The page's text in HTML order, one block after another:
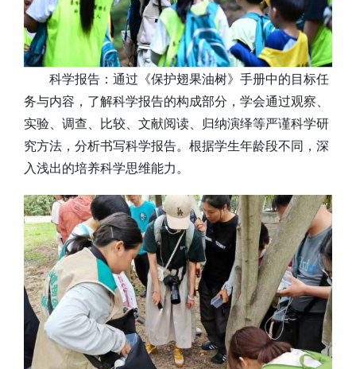
科学报告：通过《保护翅果油树》手册中的目标任
务与内容，了解科学报告的构成部分，学会通过观察、
实验、调查、比较、文献阅读、归纳演绎等严谨科学研
究方法，分析书写科学报告。根据学生年龄段不同，深
入浅出的培养科学思维能力。